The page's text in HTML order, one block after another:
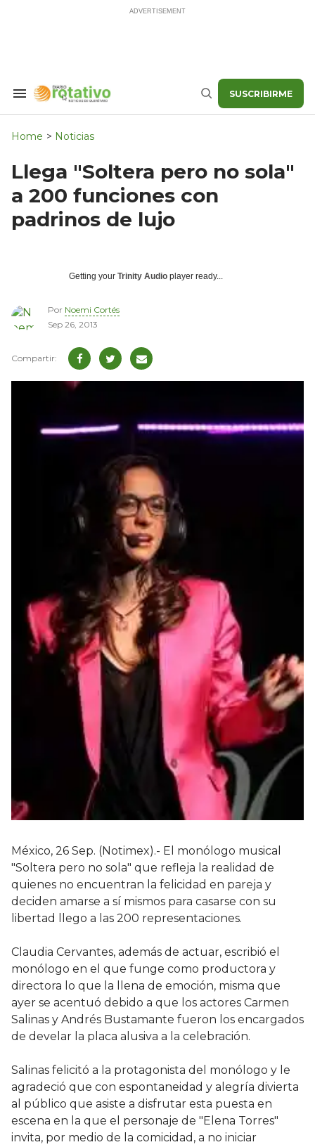
Search
Navigation
Buscar SUSCRIBIRME
Home > Noticias
Llega "Soltera pero no sola"
a 200 funciones con
padrinos de lujo
Getting your Trinity Audio player ready...
Por Noemi Cortés
Sep 26, 2013
México, 26 Sep. (Notimex).- El monólogo musical
"Soltera pero no sola" que refleja la realidad de
quienes no encuentran la felicidad en pareja y
deciden amarse a sí mismos para casarse con su
libertad llego a las 200 representaciones.
Claudia Cervantes, además de actuar, escribió el
monólogo en el que funge como productora y
directora lo que la llena de emoción, misma que
ayer se acentuó debido a que los actores Carmen
Salinas y Andrés Bustamante fueron los encargados
de develar la placa alusiva a la celebración.
Salinas felicitó a la protagonista del monólogo y le
agradeció que con espontaneidad y alegría divierta
al público que asiste a disfrutar esta puesta en
escena en la que el personaje de "Elena Torres"
invita, por medio de la comicidad, a no iniciar